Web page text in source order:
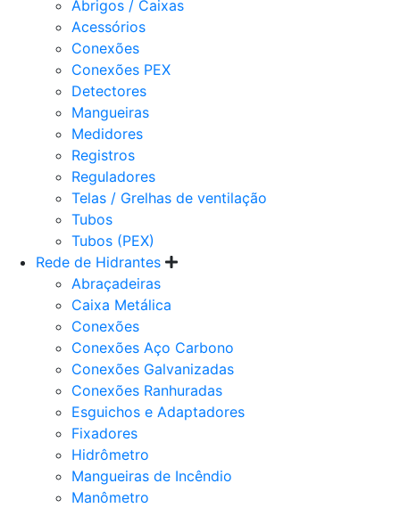
Abrigos / Caixas
Acessórios
Conexões
Conexões PEX
Detectores
Mangueiras
Medidores
Registros
Reguladores
Telas / Grelhas de ventilação
Tubos
Tubos (PEX)
Rede de Hidrantes
Abraçadeiras
Caixa Metálica
Conexões
Conexões Aço Carbono
Conexões Galvanizadas
Conexões Ranhuradas
Esguichos e Adaptadores
Fixadores
Hidrômetro
Mangueiras de Incêndio
Manômetro